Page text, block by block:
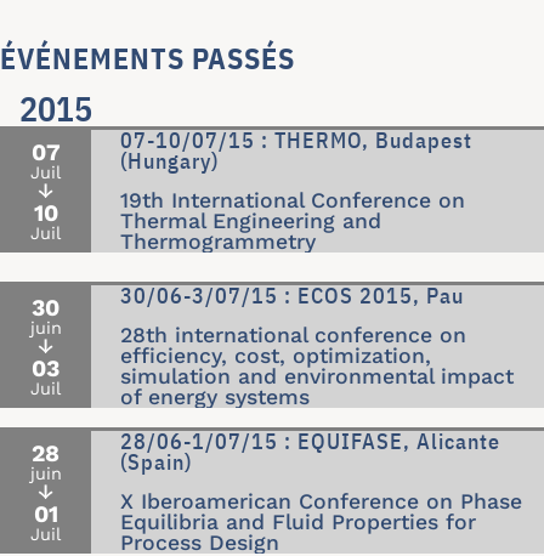
ÉVÉNEMENTS PASSÉS
2015
07
Juil
↓
10
Juil
07-10/07/15 : THERMO, Budapest
(Hungary)
19th International Conference on
Thermal Engineering and
Thermogrammetry
30
juin
↓
03
Juil
30/06-3/07/15 : ECOS 2015, Pau
28th international conference on
efficiency, cost, optimization,
simulation and environmental impact
of energy systems
28
juin
↓
01
Juil
28/06-1/07/15 : EQUIFASE, Alicante
(Spain)
X Iberoamerican Conference on Phase
Equilibria and Fluid Properties for
Process Design